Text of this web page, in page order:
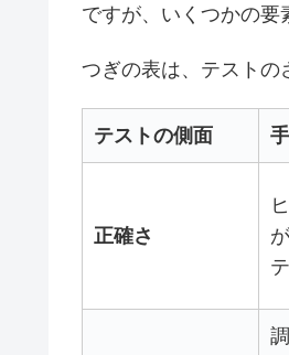
ですが、いくつかの要
つぎの表は、テストの
テストの側面
正確さ